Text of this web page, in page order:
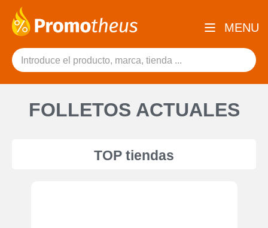
MENU
FOLLETOS ACTUALES
TOP tiendas